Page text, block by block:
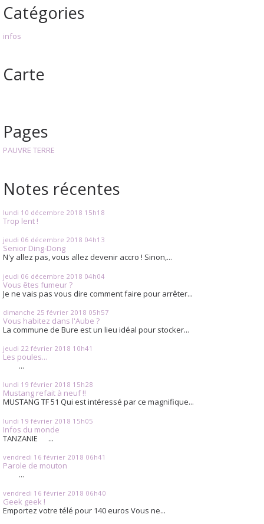
Catégories
infos
Carte
Pages
PAUVRE TERRE
Notes récentes
lundi 10 décembre 2018 15h18
Trop lent !
jeudi 06 décembre 2018 04h13
Senior Ding-Dong
N'y allez pas, vous allez devenir accro ! Sinon,...
jeudi 06 décembre 2018 04h04
Vous êtes fumeur ?
Je ne vais pas vous dire comment faire pour arrêter...
dimanche 25 février 2018 05h57
Vous habitez dans l'Aube ?
La commune de Bure est un lieu idéal pour stocker...
jeudi 22 février 2018 10h41
Les poules...
...
lundi 19 février 2018 15h28
Mustang refait à neuf !!
MUSTANG TF 51 Qui est intéressé par ce magnifique...
lundi 19 février 2018 15h05
Infos du monde
TANZANIE ...
vendredi 16 février 2018 06h41
Parole de mouton
...
vendredi 16 février 2018 06h40
Geek geek !
Emportez votre télé pour 140 euros Vous ne...